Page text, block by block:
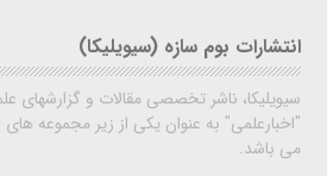
انتشارات بوم سازه (سیویلیکا)
سیویلیکا، ناشر تخصصی مقالات و گزارشهای
"اخبارعلمی" به عنوان یکی از زیر مجموعه های
می باشد.